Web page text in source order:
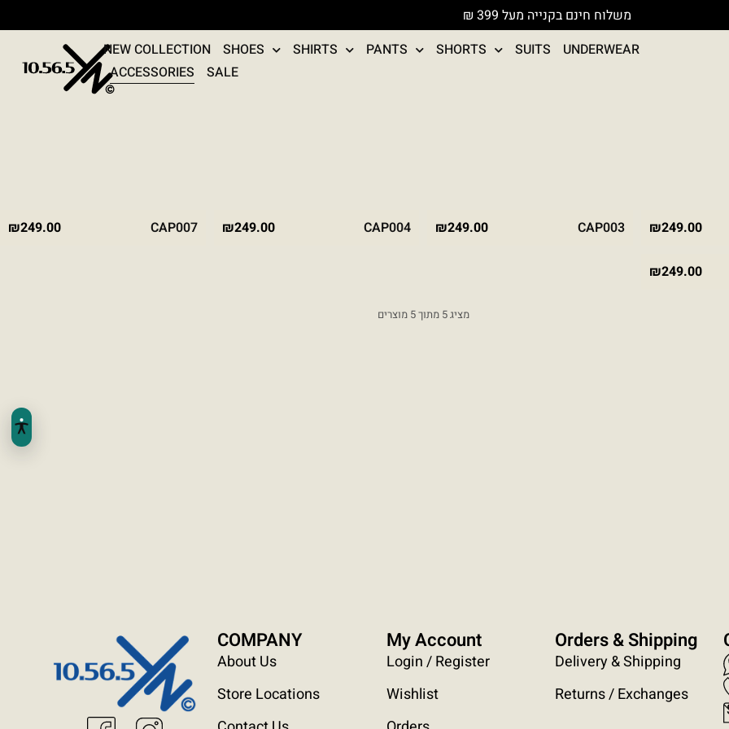
משלוח חינם בקנייה מעל 399 ₪
NEW COLLECTION
SHOES SHIRTS PANTS SHORTS SUITS
UNDERWEAR
ACCESSORIES
SALE
₪249.00
BLACK
STONE
BROWNCAP003
₪249.00
STONE
BLACK
CAP004
₪249.00
STONE
BLACK
CAP007
₪249.00
₪249.00
מציג 5 מתוך 5 מוצרים
Orders & Shipping
Delivery & Shipping
Returns / Exchanges
My Account
Login / Register
Wishlist
COMPANY
About Us
Store Locations